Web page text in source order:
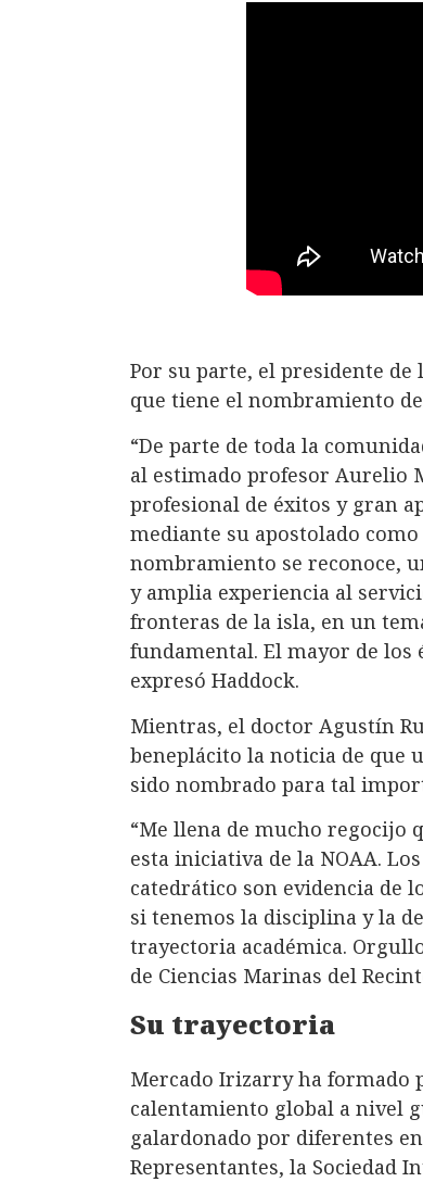
Por su parte, el presidente de
que tiene el nombramiento
“De parte de toda la
al estimado profesor Aurelio
profesional de éxitos y gran
mediante su apostolado
nombramiento se reconoce,
y amplia experiencia al
fronteras de la isla, en un
fundamental. El mayor de los
expresó Haddock.
Mientras, el doctor Agustín
beneplácito la noticia de que
sido nombrado para tal
“Me llena de mucho regocijo
esta iniciativa de la NOAA.
catedrático son evidencia de
si tenemos la disciplina y la
trayectoria académica.
de Ciencias Marinas del
Su trayectoria
Mercado Irizarry ha formado
calentamiento global a nivel
galardonado por diferentes
Representantes, la Sociedad